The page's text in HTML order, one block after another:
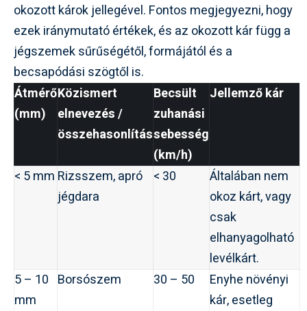
okozott károk jellegével. Fontos megjegyezni, hogy
ezek iránymutató értékek, és az okozott kár függ a
jégszemek sűrűségétől, formájától és a
becsapódási szögtől is.
Átmérő
(mm)
Közismert
elnevezés /
összehasonlítás
Becsült
zuhanási
sebesség
(km/h)
Jellemző kár
< 5 mm Rizsszem, apró
jégdara
< 30
Általában nem
okoz kárt, vagy
csak
elhanyagolható
levélkárt.
5 – 10
mm
Borsószem 30 – 50
Enyhe növényi
kár, esetleg